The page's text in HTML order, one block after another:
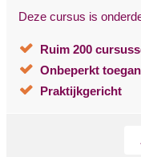
Deze cursus is
Ruim 200
Onbeperkt
Praktijkgericht